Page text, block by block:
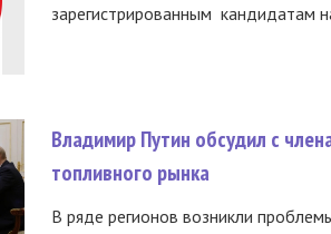
зарегистрированным кандидатам
Владимир Путин обсудил с
топливного рынка
В ряде регионов возникли